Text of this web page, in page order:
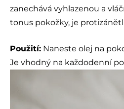
zanechává vyhlazenou a
tonus pokožky, je
Použití: Naneste olej na
Je vhodný na každodenní